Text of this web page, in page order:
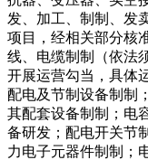
发、加工、制制、发
项目，经相关部分核
线、电缆制制（依法
开展运营勾当，具体
配电及节制设备制制
其配套设备制制；电
备研发；配电开关节
力电子元器件制制；